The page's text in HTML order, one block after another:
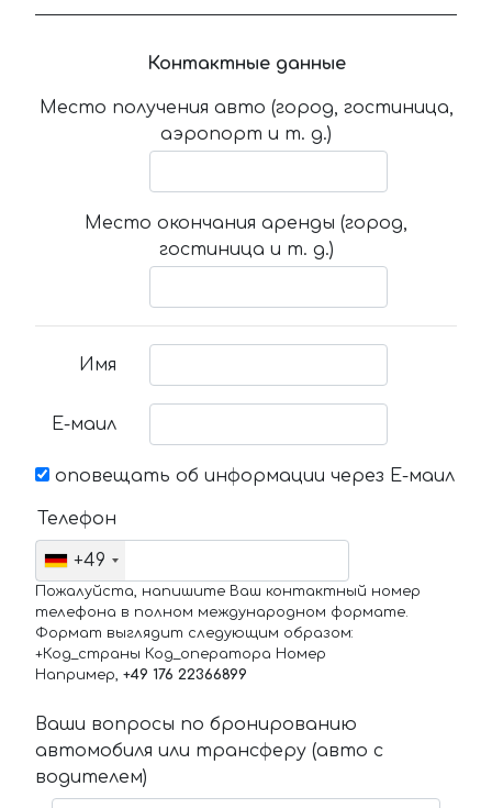
Контактные данные
Место получения авто (город, гостиница,
аэропорт и т. д.)
Место окончания аренды (город,
гостиница и т. д.)
Имя
Е-маил
оповещать об информации через Е-маил
Телефон
+49
Пожалуйста, напишите Ваш контактный номер
телефона в полном международном формате.
Формат выглядит следующим образом:
+Код_страны Код_оператора Номер
Например, +49 176 22366899
Ваши вопросы по бронированию
автомобиля или трансферу (авто с
водителем)